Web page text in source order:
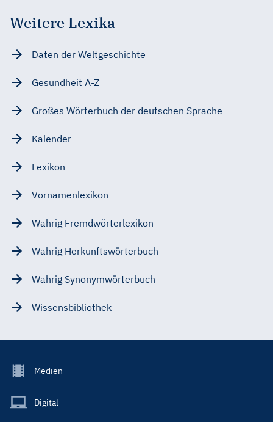
Weitere Lexika
Daten der Weltgeschichte
Gesundheit A-Z
Großes Wörterbuch der deutschen Sprache
Kalender
Lexikon
Vornamenlexikon
Wahrig Fremdwörterlexikon
Wahrig Herkunftswörterbuch
Wahrig Synonymwörterbuch
Wissensbibliothek
Footer
Main
Medien
Digital